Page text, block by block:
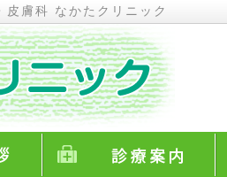
膚科 なかたクリニック